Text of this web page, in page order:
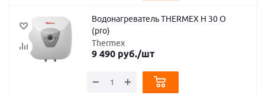
Водонагреватель THERMEX H 30 O
(pro)
Thermex
9 490руб./шт